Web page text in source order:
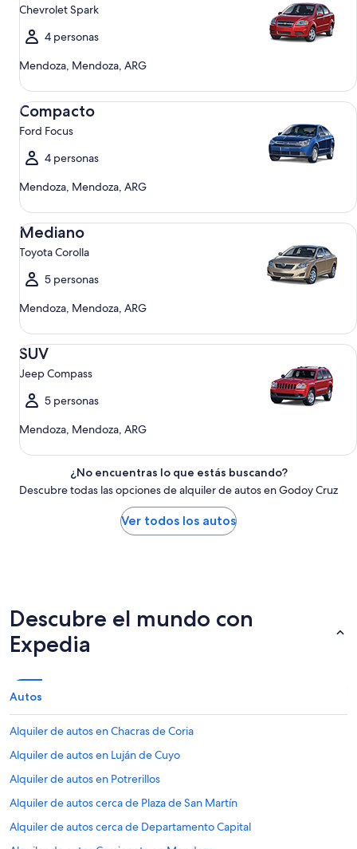
Chevrolet Spark
4 personas
Mendoza, Mendoza, ARG
Compacto
Ford Focus
4 personas
Mendoza, Mendoza, ARG
Compacto Ford Focus
Mediano
Toyota Corolla
5 personas
Mendoza, Mendoza, ARG
Mediano Toyota Corolla
SUV
Jeep Compass
5 personas
Mendoza, Mendoza, ARG
SUV Jeep Compass
¿No encuentras lo que estás buscando?
Descubre todas las opciones de alquiler de autos en Godoy Cruz
Ver todos los autos
Descubre el mundo con
Expedia
Autos
Alquiler de autos en Chacras de Coria
Alquiler de autos en Luján de Cuyo
Alquiler de autos en Potrerillos
Alquiler de autos cerca de Plaza de San Martín
Alquiler de autos cerca de Departamento Capital